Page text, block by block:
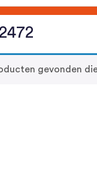
gevonden